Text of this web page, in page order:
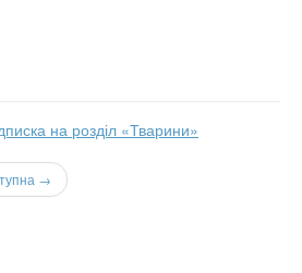
на розділ «Тварини»
→